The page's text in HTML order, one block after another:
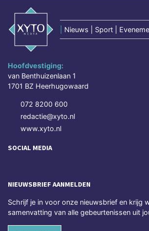
Nieuws | Sport |
Hoofdvestiging:
van Benthuizenlaan 1
1701 BZ Heerhugowaard
072 8200 600
redactie@xyto.nl
www.xyto.nl
SOCIAL MEDIA
NIEUWSBRIEF AANMELDEN
Schrijf je in voor onze nieuwsbrief en krijg
samenvatting van alle gebeurtenissen uit